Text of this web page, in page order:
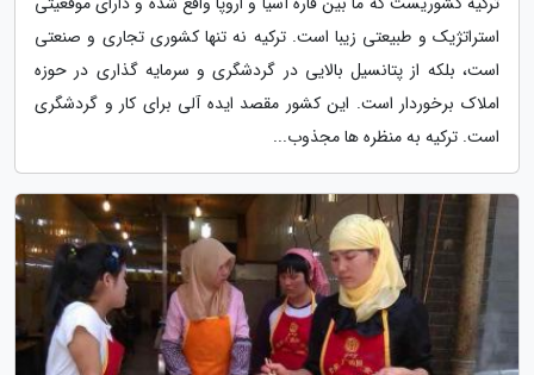
استراتژیک و طبیعتی زیبا است. ترکیه نه تنها کشوری تجاری و صنعتی
است، بلکه از پتانسیل بالایی در گردشگری و سرمایه گذاری در حوزه
املاک برخوردار است. این کشور مقصد ایده آلی برای کار و گردشگری
است. ترکیه به منظره ها مجذوب...